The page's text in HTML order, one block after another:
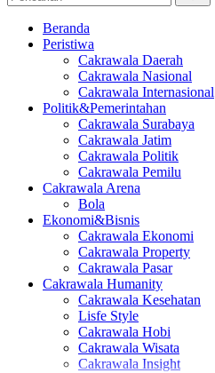
Beranda
Peristiwa
Cakrawala Daerah
Cakrawala Nasional
Cakrawala Internasional
Politik&Pemerintahan
Cakrawala Surabaya
Cakrawala Jatim
Cakrawala Politik
Cakrawala Pemilu
Cakrawala Arena
Bola
Ekonomi&Bisnis
Cakrawala Ekonomi
Cakrawala Property
Cakrawala Pasar
Cakrawala Humanity
Cakrawala Kesehatan
Lisfe Style
Cakrawala Hobi
Cakrawala Wisata
Cakrawala Insight